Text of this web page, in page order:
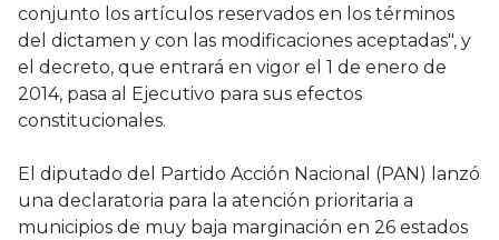
conjunto los artículos reservados en los términos
del dictamen y con las modificaciones aceptadas", y
el decreto, que entrará en vigor el 1 de enero de
2014, pasa al Ejecutivo para sus efectos
constitucionales.
El diputado del Partido Acción Nacional (PAN) lanzó
una declaratoria para la atención prioritaria a
municipios de muy baja marginación en 26 estados